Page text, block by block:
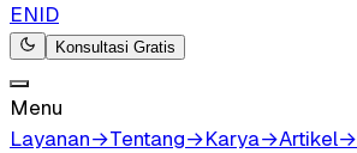
ENID
Konsultasi Gratis
Menu
Layanan→Tentang→Karya→Artikel→